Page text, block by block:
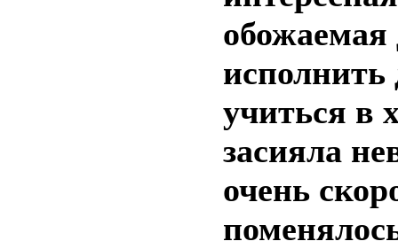
обожаемая
учиться в
засияла
очень